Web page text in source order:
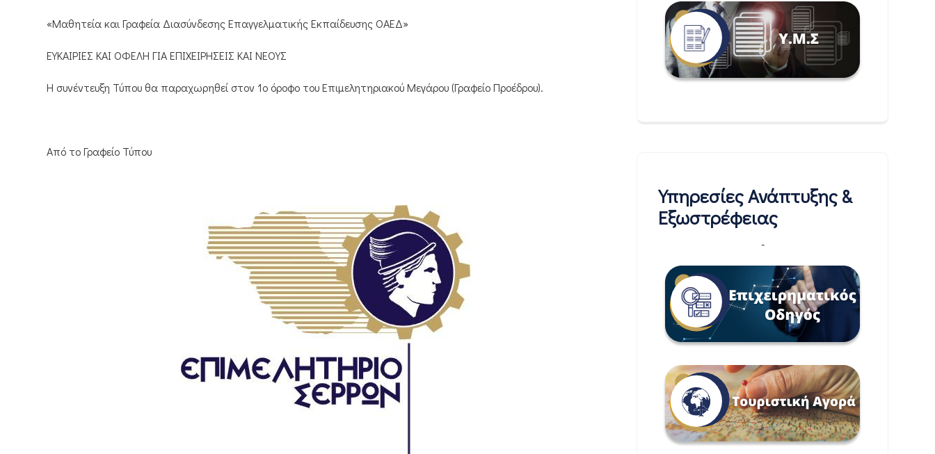
«Μαθητεία και Γραφεία Διασύνδεσης Επαγγελματικής Εκπαίδευσης ΟΑΕΔ»
ΕΥΚΑΙΡΙΕΣ ΚΑΙ ΟΦΕΛΗ ΓΙΑ ΕΠΙΧΕΙΡΗΣΕΙΣ ΚΑΙ ΝΕΟΥΣ
Η συνέντευξη Τύπου θα παραχωρηθεί στον 1ο όροφο του Επιμελητηριακού Μεγάρου (Γραφείο Προέδρου).
Από το Γραφείο Τύπου
Υπηρεσίες Ανάπτυξης &
Εξωστρέφειας
-